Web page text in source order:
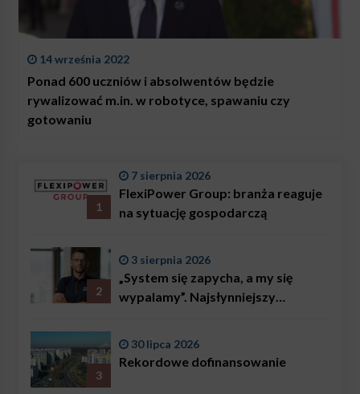
14 września 2022
Ponad 600 uczniów i absolwentów będzie
rywalizować m.in. w robotyce, spawaniu czy
gotowaniu
1
7 sierpnia 2026
FlexiPower Group: branża reaguje
na sytuację gospodarczą
2
3 sierpnia 2026
„System się zapycha, a my się
wypalamy”. Najsłynniejszy
problemem są nie tylko choroby
3
30 lipca 2026
Rekordowe dofinansowanie